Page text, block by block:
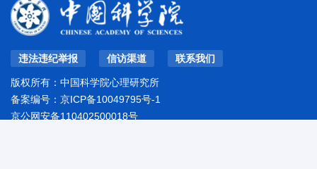
违法违纪举报 信访渠道 联系我们
版权所有：中国科学院心理研究所
备案编号： 京ICP备10049795号-1
京公网安备110402500018号